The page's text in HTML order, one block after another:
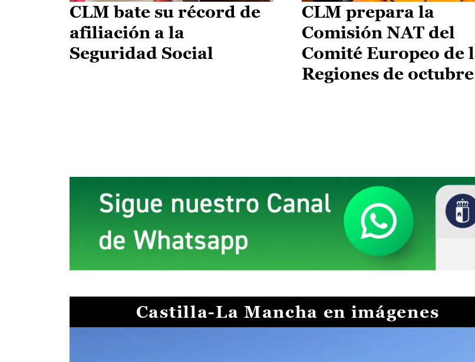
CLM bate su récord de
afiliación a la
Seguridad Social
CLM prepara la
Comisión NAT del
Comité Europeo de
Regiones de octubre
Castilla-La Mancha en imágenes